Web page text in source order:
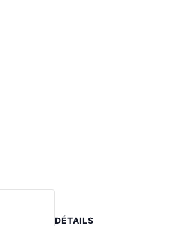
DÉTAILS